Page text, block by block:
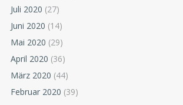
Juli 2020 (27)
Juni 2020 (14)
Mai 2020 (29)
April 2020 (36)
März 2020 (44)
Februar 2020 (39)